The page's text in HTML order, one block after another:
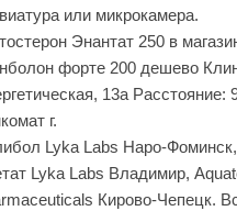
или микрокамера.
Энантат 250 в
форте 200 дешево
13а Расстояние:
г.
Lyka Labs Наро-
Lyka Labs Владимир,
Кирово-Чепецк.